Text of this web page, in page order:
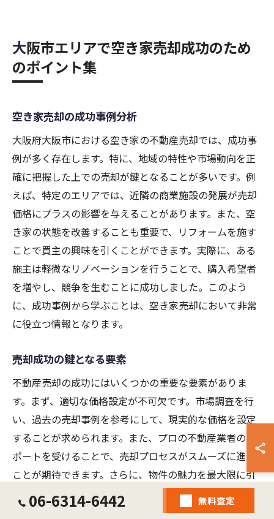
大阪市エリアで空き家売却成功のため
のポイント集
空き家売却の成功事例分析
大阪府大阪市における空き家の不動産売却では、成功事
例が多く存在します。特に、地域の特性や市場動向を正
確に把握した上での売却が鍵となることが多いです。例
えば、特定のエリアでは、近隣の商業施設の発展が売却
価格にプラスの影響を与えることがあります。また、空
き家の状態を改善することも重要で、リフォームを施す
ことで買主の興味を引くことができます。実際に、ある
施主は軽微なリノベーションを行うことで、購入希望者
を増やし、競争を生むことに成功しました。このよう
に、成功事例から学ぶことは、空き家売却において非常
に役立つ情報となります。
売却成功の鍵となる要素
不動産売却の成功にはいくつかの重要な要素がありま
す。まず、適切な価格設定が不可欠です。市場調査を行
い、過去の売却事例を参考にして、現実的な価格を設定
することが求められます。また、プロの不動産業者のサ
ポートを受けることで、売却プロセスがスムーズに進む
ことが期待できます。さらに、物件の魅力を最大限に引
き出すためのステージングや、マーケティング戦略の立
案も重要です。特に、オンライン広告やSNSを活用した
06-6314-6442 無料査定